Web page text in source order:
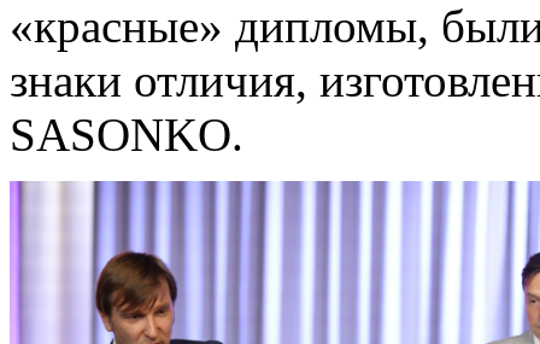
«красные» дипломы,
знаки отличия,
SASONKO.